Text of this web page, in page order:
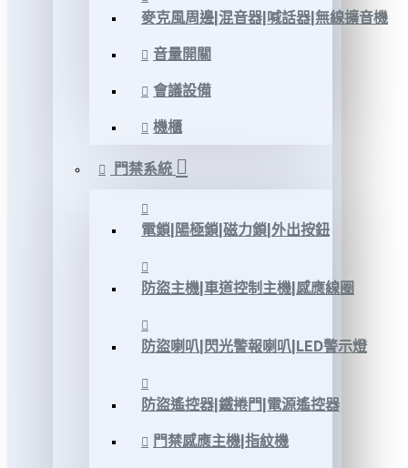
麥克風周邊|混音器|喊話器|無線擴音機
音量開關
會議設備
機櫃
門禁系統
電鎖|陽極鎖|磁力鎖|外出按鈕
防盜主機|車道控制主機|感應線圈
防盜喇叭|閃光警報喇叭|LED警示燈
防盜遙控器|鐵捲門|電源遙控器
門禁感應主機|指紋機